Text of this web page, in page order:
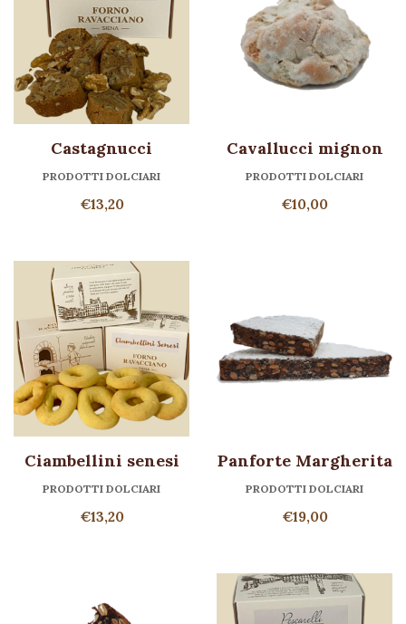
Castagnucci
PRODOTTI DOLCIARI
€13,20
Cavallucci mignon
PRODOTTI DOLCIARI
€10,00
Ciambellini senesi
PRODOTTI DOLCIARI
€13,20
Panforte Margherita
PRODOTTI DOLCIARI
€19,00